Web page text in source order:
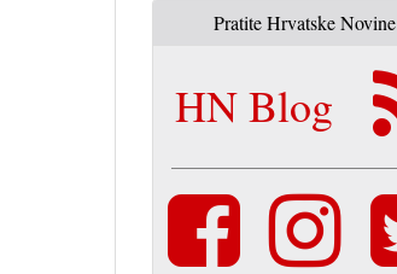
Pratite Hrvatske Novine
HN Blog